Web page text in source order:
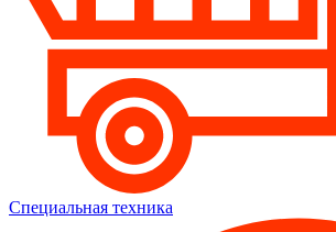
Специальная техника